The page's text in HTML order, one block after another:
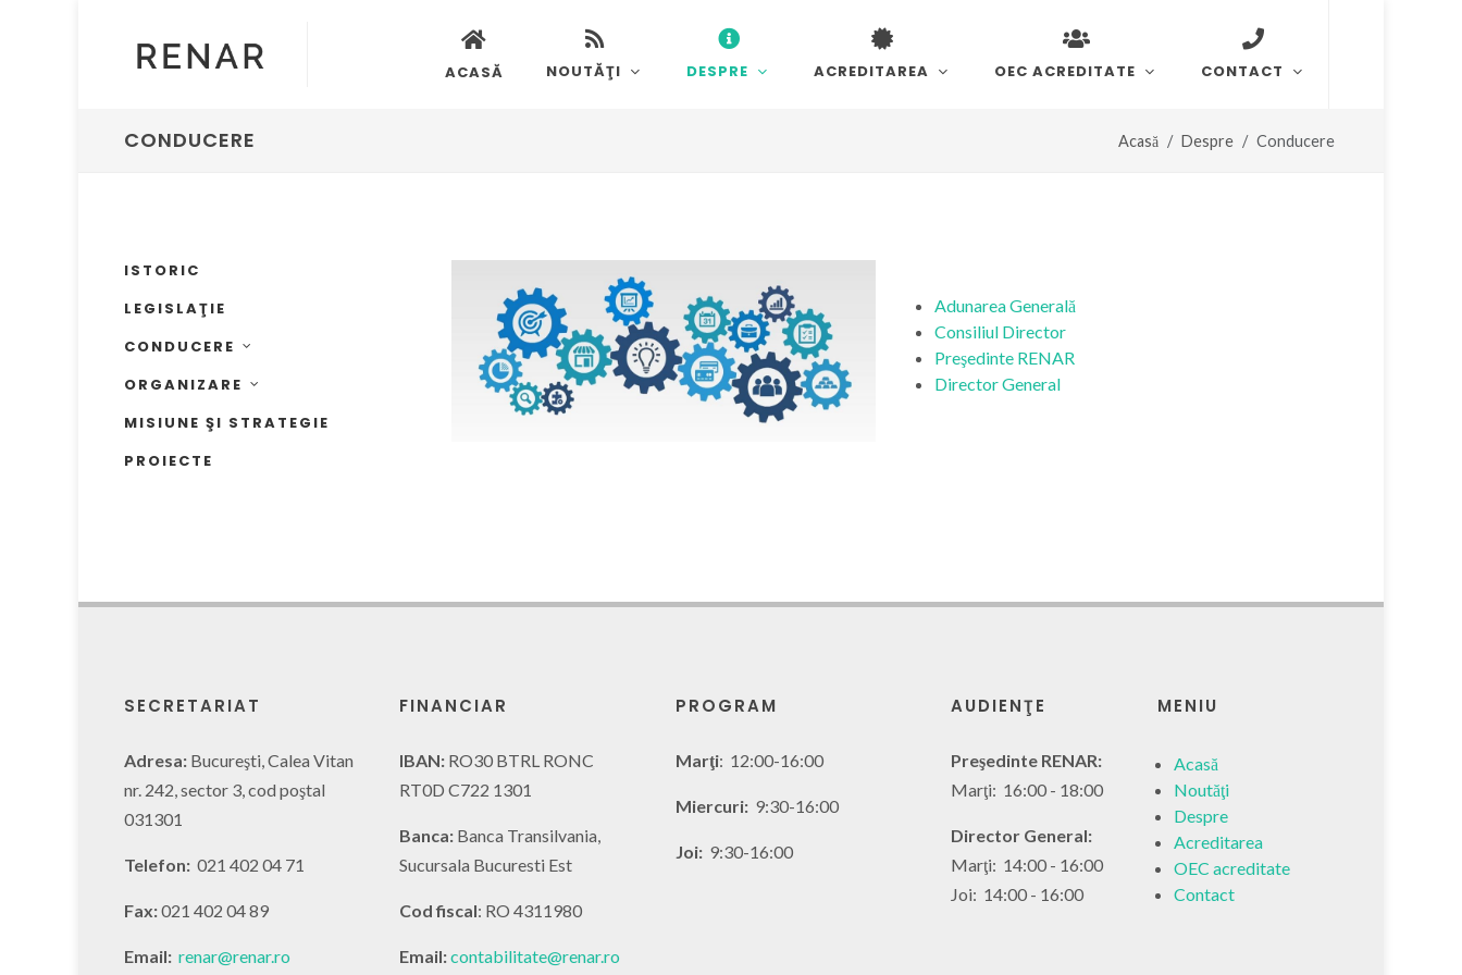
ACASĂ NOUTĂŢI DESPRE ACREDITAREA OEC ACREDITATE CONTACT
CONDUCERE Acasă Despre Conducere
Adunarea Generală
Consiliul Director
Preşedinte RENAR
Director General
ISTORIC
LEGISLAŢIE
CONDUCERE
ORGANIZARE
MISIUNE ŞI STRATEGIE
PROIECTE
SECRETARIAT
Adresa: Bucureşti, Calea Vitan
nr. 242, sector 3, cod poştal
031301
Telefon: 021 402 04 71
Fax:021 402 04 89
Email: renar@renar.ro
FINANCIAR
IBAN: RO30 BTRL RONC
RT0D C722 1301
Banca: Banca Transilvania,
Sucursala Bucuresti Est
Cod fiscal: RO 4311980
Email:contabilitate@renar.ro
PROGRAM
Marţi: 12:00-16:00
Miercuri:9:30-16:00
Joi: 9:30-16:00
AUDIENŢE
Preşedinte RENAR:
Marţi: 16:00 - 18:00
Director General:
Marţi: 14:00 - 16:00
Joi: 14:00 - 16:00
MENIU
Acasă
Noutăţi
Despre
Acreditarea
OEC acreditate
Contact